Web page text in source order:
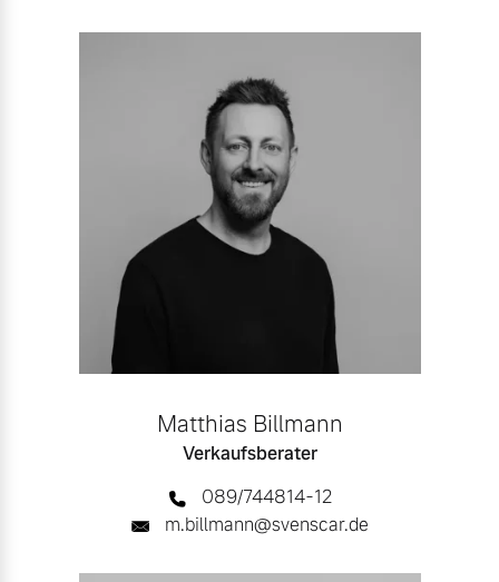
Matthias Billmann
Verkaufsberater
089/744814-12
m.billmann@svenscar.de